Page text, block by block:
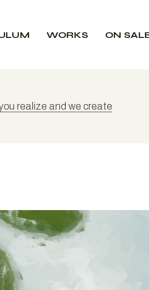
WORKS ON
realize and we create